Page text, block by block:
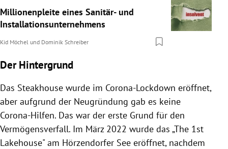
Millionenpleite eines Sanitär- und
Installationsunternehmens
Kid Möchel und Dominik Schreiber
Der Hintergrund
Das Steakhouse wurde im Corona-Lockdown eröffnet,
aber aufgrund der Neugründung gab es keine
Corona-Hilfen. Das war der erste Grund für den
Vermögensverfall. Im März 2022 wurde das „The 1st
Lakehouse" am Hörzendorfer See eröffnet, nachdem